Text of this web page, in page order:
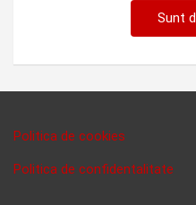
Sunt
Politica de cookies
Politica de confidentalitate